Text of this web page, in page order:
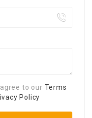
to our Terms
Policy